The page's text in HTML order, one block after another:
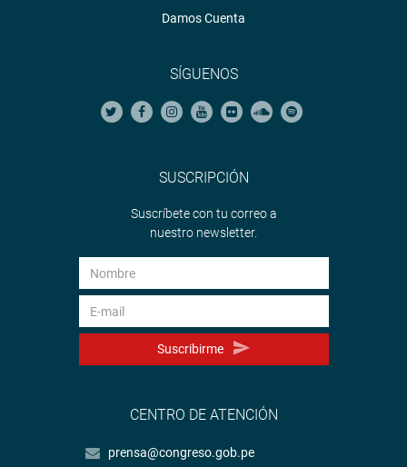
Damos Cuenta
SÍGUENOS
SUSCRIPCIÓN
Suscríbete con tu correo a
nuestro newsletter.
Suscribirme
CENTRO DE ATENCIÓN
prensa@congreso.gob.pe